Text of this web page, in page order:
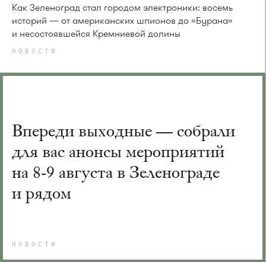
Как Зеленоград стал городом электроники: восемь
историй — от американских шпионов до «Бурана»
и несостоявшейся Кремниевой долины
НОВОСТИ
Впереди выходные — собрали
для вас анонсы мероприятий
на 8-9 августа в Зеленограде
и рядом
НОВОСТИ